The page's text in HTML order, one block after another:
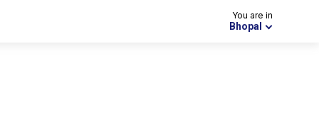
You are in
Bhopal